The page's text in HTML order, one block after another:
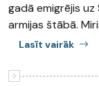
gadā emigrējis
armijas štābā.
Lasīt vairāk